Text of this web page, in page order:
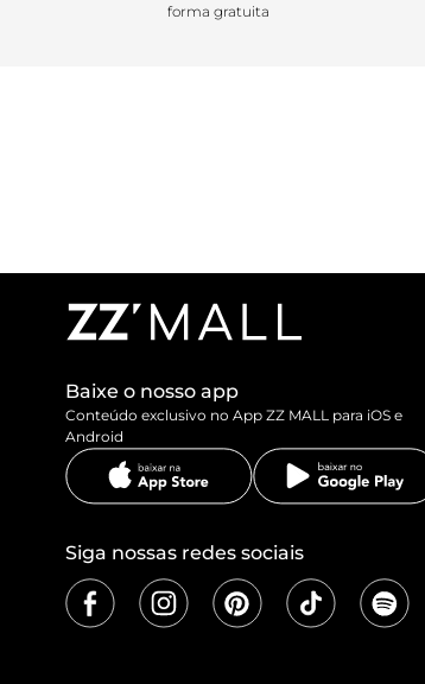
forma gratuita
Baixe o nosso app
Conteúdo exclusivo no App ZZ MALL para iOS e
Android
Siga nossas redes sociais